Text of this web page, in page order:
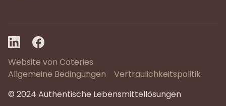
© 2024 Authentische Lebensmittellösungen
Allgemeine Bedingungen Vertraulichkeitspolitik
Website von Coteries